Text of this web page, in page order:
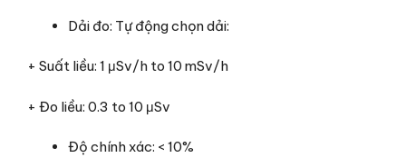
Dải đo: Tự động chọn dải:
+ Suất liều: 1 μSv/h to 10 mSv/h
+ Đo liều: 0.3 to 10 μSv
Độ chính xác: < 10%